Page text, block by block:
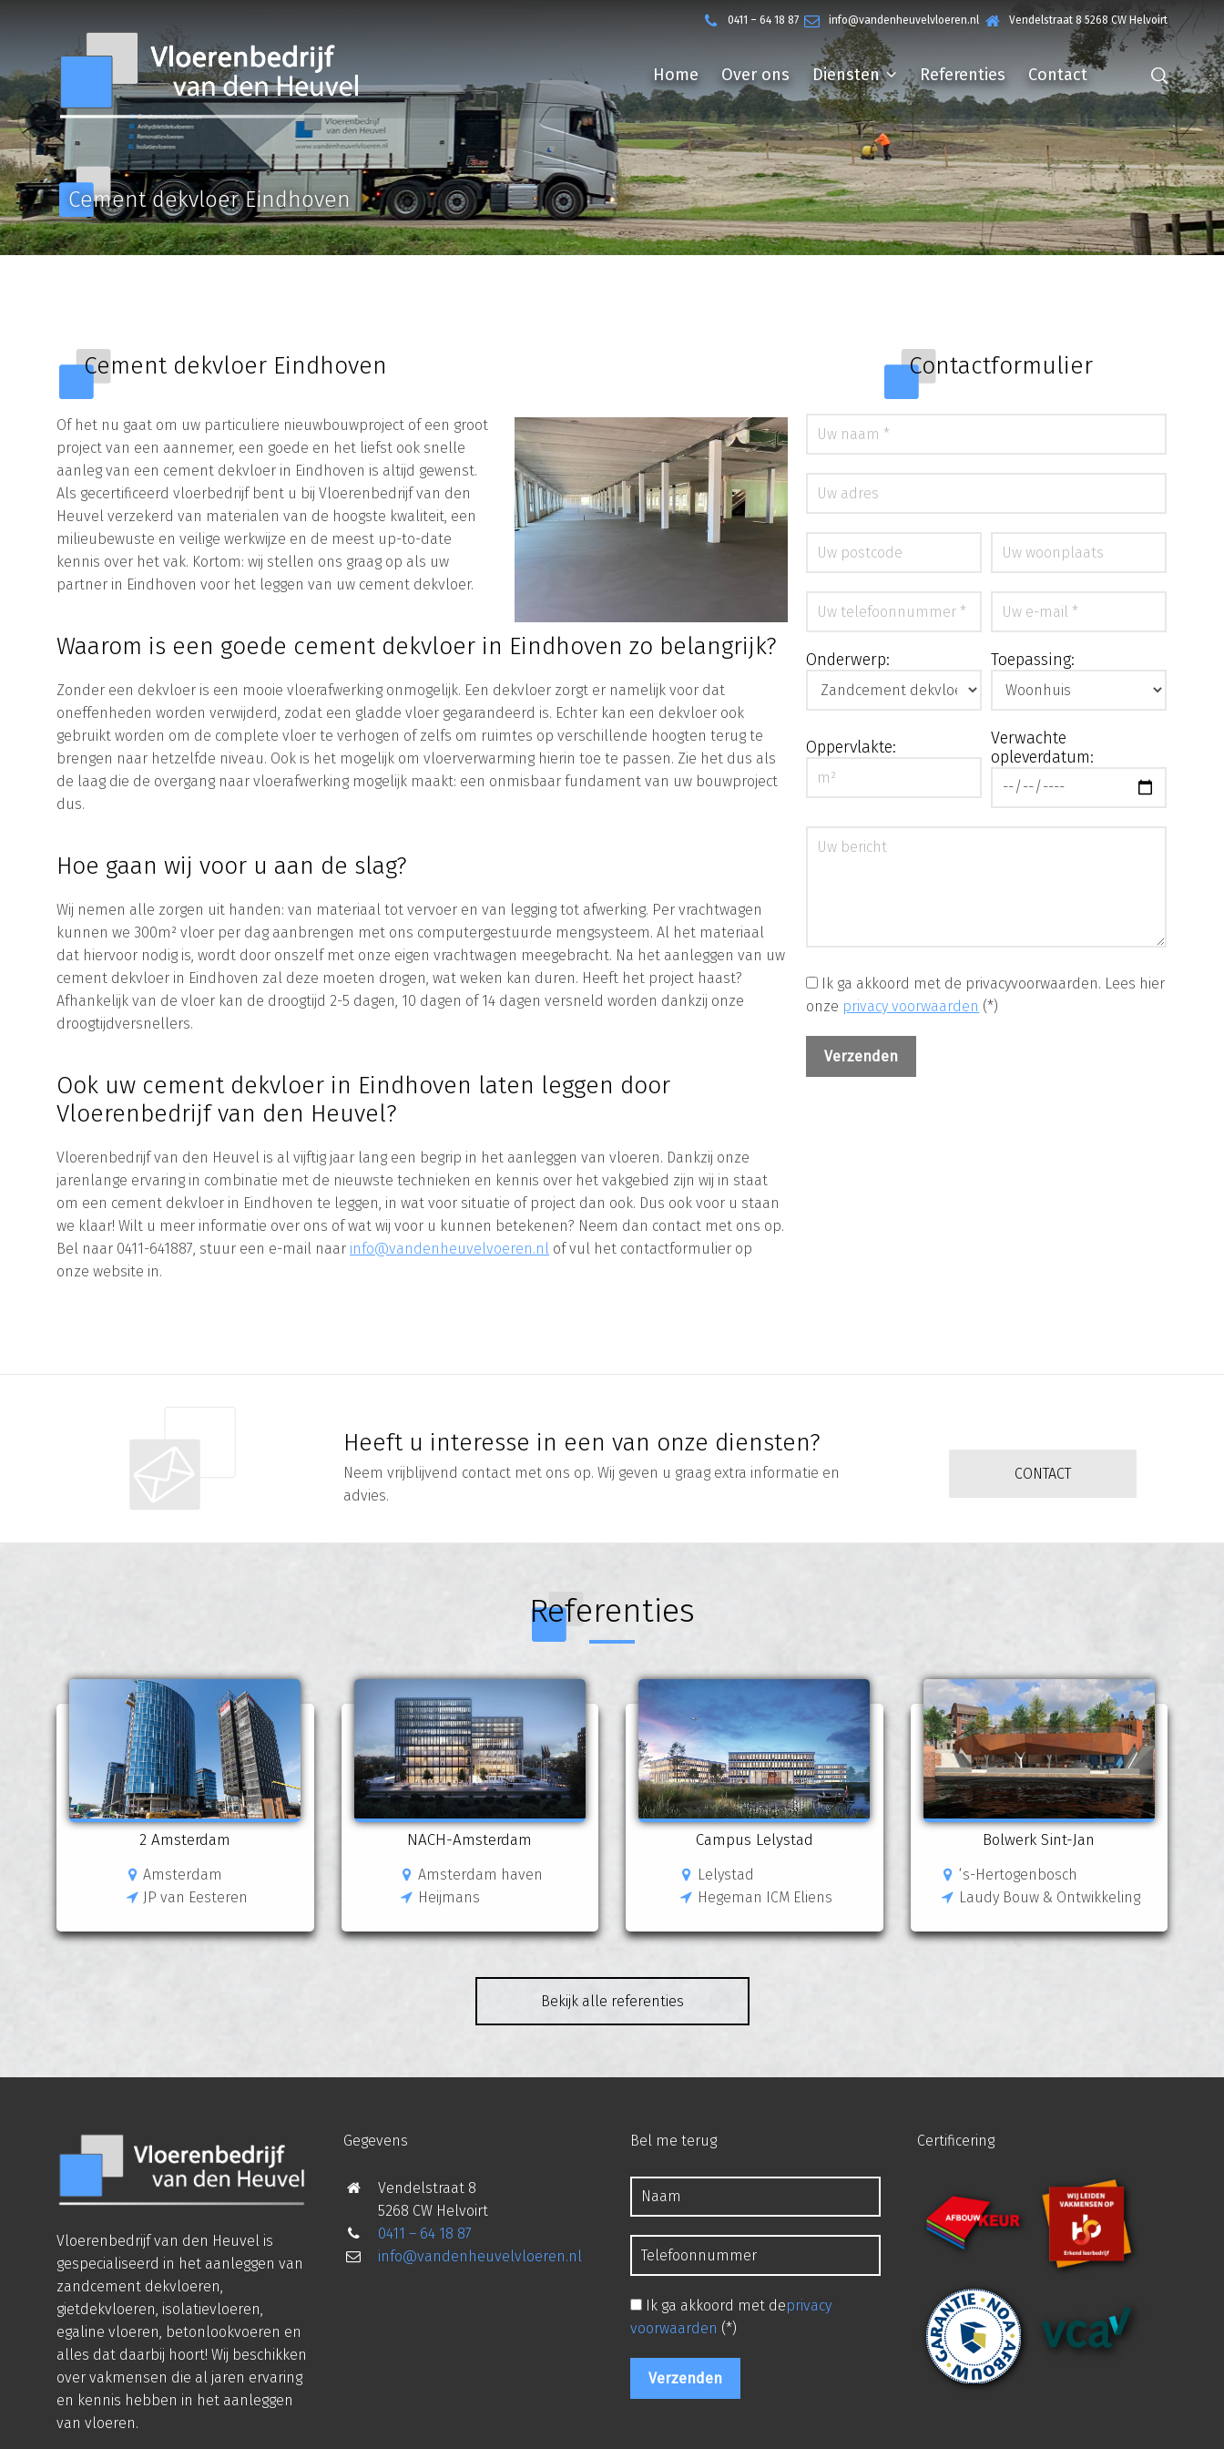
0411 – 64 18 87 info@vandenheuvelvloeren.nl Vendelstraat 8 5268 CW Helvoirt
Home Over ons Diensten Referenties Contact
Cement dekvloer Eindhoven
Cement dekvloer Eindhoven
Of het nu gaat om uw particuliere nieuwbouwproject of een groot
project van een aannemer, een goede en het liefst ook snelle
aanleg van een cement dekvloer in Eindhoven is altijd gewenst.
Als gecertificeerd vloerbedrijf bent u bij Vloerenbedrijf van den
Heuvel verzekerd van materialen van de hoogste kwaliteit, een
milieubewuste en veilige werkwijze en de meest up-to-date
kennis over het vak. Kortom: wij stellen ons graag op als uw
partner in Eindhoven voor het leggen van uw cement dekvloer.
Waarom is een goede cement dekvloer in Eindhoven zo belangrijk?
Zonder een dekvloer is een mooie vloerafwerking onmogelijk. Een dekvloer zorgt er namelijk voor dat
oneffenheden worden verwijderd, zodat een gladde vloer gegarandeerd is. Echter kan een dekvloer ook
gebruikt worden om de complete vloer te verhogen of zelfs om ruimtes op verschillende hoogten terug te
brengen naar hetzelfde niveau. Ook is het mogelijk om vloerverwarming hierin toe te passen. Zie het dus als
de laag die de overgang naar vloerafwerking mogelijk maakt: een onmisbaar fundament van uw bouwproject
dus.
Hoe gaan wij voor u aan de slag?
Wij nemen alle zorgen uit handen: van materiaal tot vervoer en van legging tot afwerking. Per vrachtwagen
kunnen we 300m² vloer per dag aanbrengen met ons computergestuurde mengsysteem. Al het materiaal
dat hiervoor nodig is, wordt door onszelf met onze eigen vrachtwagen meegebracht. Na het aanleggen van uw
cement dekvloer in Eindhoven zal deze moeten drogen, wat weken kan duren. Heeft het project haast?
Afhankelijk van de vloer kan de droogtijd 2-5 dagen, 10 dagen of 14 dagen versneld worden dankzij onze
droogtijdversnellers.
Ook uw cement dekvloer in Eindhoven laten leggen door
Vloerenbedrijf van den Heuvel?
Vloerenbedrijf van den Heuvel is al vijftig jaar lang een begrip in het aanleggen van vloeren. Dankzij onze
jarenlange ervaring in combinatie met de nieuwste technieken en kennis over het vakgebied zijn wij in staat
om een cement dekvloer in Eindhoven te leggen, in wat voor situatie of project dan ook. Dus ook voor u staan
we klaar! Wilt u meer informatie over ons of wat wij voor u kunnen betekenen? Neem dan contact met ons op.
Bel naar 0411-641887, stuur een e-mail naar info@vandenheuvelvoeren.nl of vul het contactformulier op
onze website in.
Contactformulier
Onderwerp: Toepassing:
Oppervlakte:
Verwachte
opleverdatum:
Ik ga akkoord met de privacyvoorwaarden. Lees hier
onze privacy voorwaarden (*)
Heeft u interesse in een van onze diensten?
Neem vrijblijvend contact met ons op. Wij geven u graag extra informatie en
advies.
CONTACT
Referenties
2 Amsterdam
Amsterdam
JP van Eesteren
NACH-Amsterdam
Amsterdam haven
Heijmans
Campus Lelystad
Lelystad
Hegeman ICM Eliens
Bolwerk Sint-Jan
‘s-Hertogenbosch
Laudy Bouw & Ontwikkeling
Bekijk alle referenties
Vloerenbedrijf van den Heuvel is
gespecialiseerd in het aanleggen van
zandcement dekvloeren,
gietdekvloeren, isolatievloeren,
egaline vloeren, betonlookvoeren en
alles dat daarbij hoort! Wij beschikken
over vakmensen die al jaren ervaring
en kennis hebben in het aanleggen
van vloeren.
Gegevens
Vendelstraat 8
5268 CW Helvoirt
0411 – 64 18 87
info@vandenheuvelvloeren.nl
Bel me terug
Ik ga akkoord met deprivacy
voorwaarden (*)
Certificering